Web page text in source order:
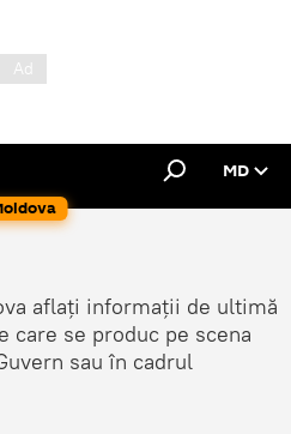
MD
aflați informații de ultimă
care se produc pe scena
sau în cadrul